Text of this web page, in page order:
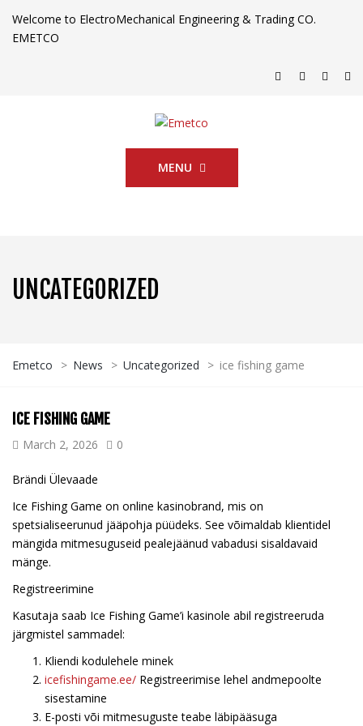
Welcome to ElectroMechanical Engineering & Trading CO.
EMETCO
MENU
UNCATEGORIZED
Emetco > News > Uncategorized > ice fishing game
ICE FISHING GAME
March 2, 2026 0
Brändi Ülevaade
Ice Fishing Game on online kasinobrand, mis on
spetsialiseerunud jääpohja püüdeks. See võimaldab klientidel
mängida mitmesuguseid pealejäänud vabadusi sisaldavaid
mänge.
Registreerimine
Kasutaja saab Ice Fishing Game’i kasinole abil registreeruda
järgmistel sammadel:
Kliendi kodulehele minek
icefishingame.ee/ Registreerimise lehel andmepoolte
sisestamine
E-posti või mitmesuguste teabe läbipääsuga